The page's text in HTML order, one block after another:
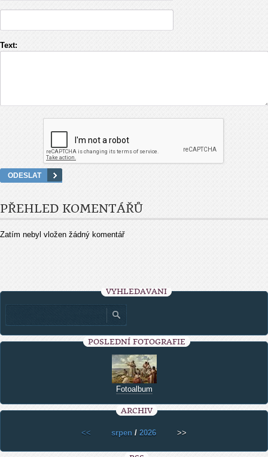
Text:
PŘEHLED KOMENTÁŘŮ
Zatím nebyl vložen žádný komentář
VYHLEDÁVÁNÍ
POSLEDNÍ FOTOGRAFIE
Fotoalbum
ARCHIV
<< srpen / 2026 >>